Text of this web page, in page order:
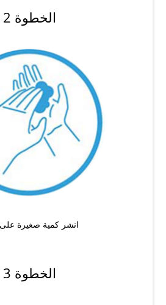
الخطوة 2
انشر كمية صغيرة
الخطوة 3